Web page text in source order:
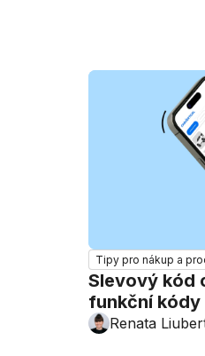
Tipy pro nákup a
Slevový kód
funkční kódy
Renata